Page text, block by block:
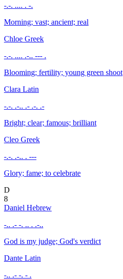
-.-. .... . -.
Morning; vast; ancient; real
Chloe Greek
-.-. .... .-.. --- .
Blooming; fertility; young green shoot
Clara Latin
-.-. .-.. .- .-. .-
Bright; clear; famous; brilliant
Cleo Greek
-.-. .-.. . ---
Glory; fame; to celebrate
D
8
Daniel Hebrew
-.. .- -. .. . .-..
God is my judge; God's verdict
Dante Latin
-.. .- -. - .